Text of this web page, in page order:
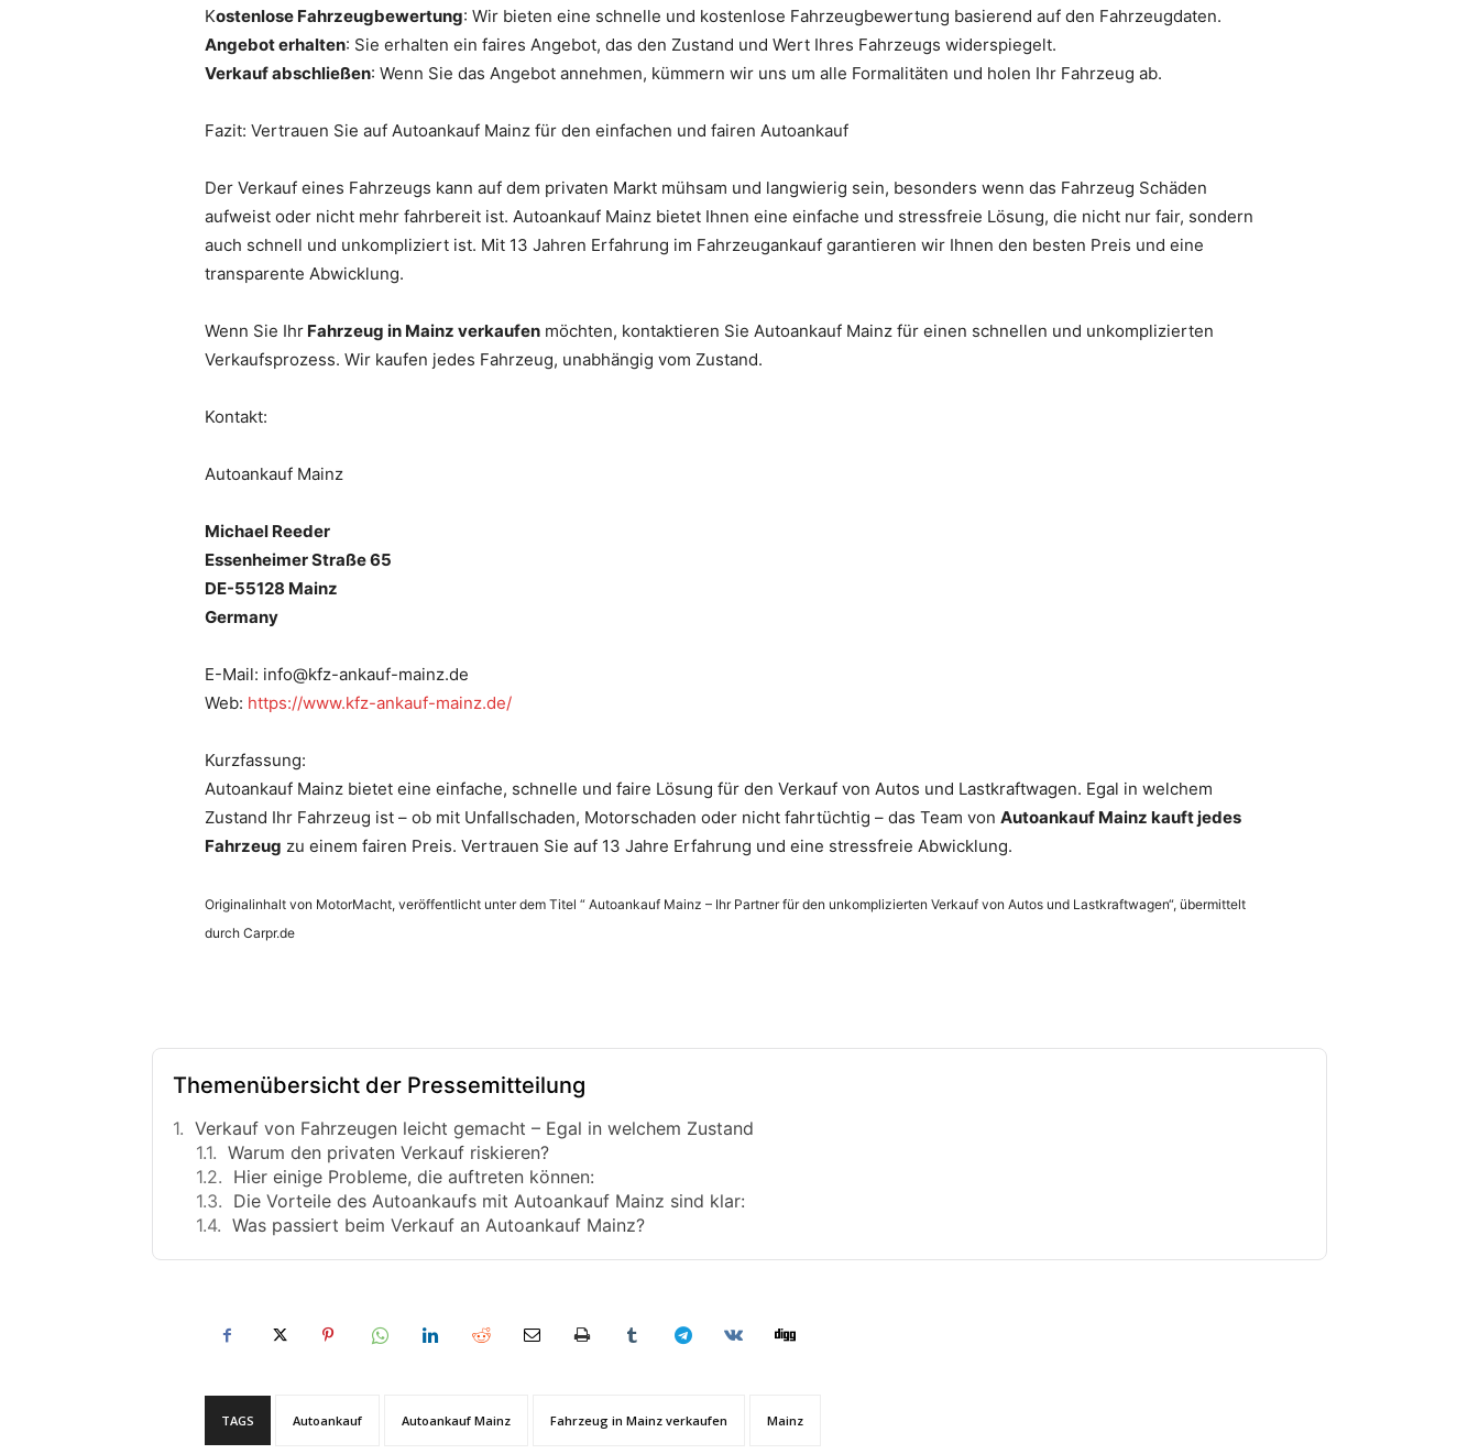
Kostenlose Fahrzeugbewertung: Wir bieten eine schnelle und kostenlose Fahrzeugbewertung basierend auf den Fahrzeugdaten.
Angebot erhalten: Sie erhalten ein faires Angebot, das den Zustand und Wert Ihres Fahrzeugs widerspiegelt.
Verkauf abschließen: Wenn Sie das Angebot annehmen, kümmern wir uns um alle Formalitäten und holen Ihr Fahrzeug ab.
Fazit: Vertrauen Sie auf Autoankauf Mainz für den einfachen und fairen Autoankauf
Der Verkauf eines Fahrzeugs kann auf dem privaten Markt mühsam und langwierig sein, besonders wenn das Fahrzeug Schäden
aufweist oder nicht mehr fahrbereit ist. Autoankauf Mainz bietet Ihnen eine einfache und stressfreie Lösung, die nicht nur fair, sondern
auch schnell und unkompliziert ist. Mit 13 Jahren Erfahrung im Fahrzeugankauf garantieren wir Ihnen den besten Preis und eine
transparente Abwicklung.
Wenn Sie Ihr Fahrzeug in Mainz verkaufen möchten, kontaktieren Sie Autoankauf Mainz für einen schnellen und unkomplizierten
Verkaufsprozess. Wir kaufen jedes Fahrzeug, unabhängig vom Zustand.
Kontakt:
Autoankauf Mainz
Michael Reeder
Essenheimer Straße 65
DE-55128 Mainz
Germany
E-Mail: info@kfz-ankauf-mainz.de
Web: https://www.kfz-ankauf-mainz.de/
Kurzfassung:
Autoankauf Mainz bietet eine einfache, schnelle und faire Lösung für den Verkauf von Autos und Lastkraftwagen. Egal in welchem
Zustand Ihr Fahrzeug ist – ob mit Unfallschaden, Motorschaden oder nicht fahrtüchtig – das Team von Autoankauf Mainz kauft jedes
Fahrzeug zu einem fairen Preis. Vertrauen Sie auf 13 Jahre Erfahrung und eine stressfreie Abwicklung.
Originalinhalt von MotorMacht, veröffentlicht unter dem Titel “ Autoankauf Mainz – Ihr Partner für den unkomplizierten Verkauf von Autos und Lastkraftwagen“, übermittelt
durch Carpr.de
Themenübersicht der Pressemitteilung
Verkauf von Fahrzeugen leicht gemacht – Egal in welchem Zustand
Warum den privaten Verkauf riskieren?
Hier einige Probleme, die auftreten können:
Die Vorteile des Autoankaufs mit Autoankauf Mainz sind klar:
Was passiert beim Verkauf an Autoankauf Mainz?
TAGS Autoankauf Autoankauf Mainz Fahrzeug in Mainz verkaufen Mainz